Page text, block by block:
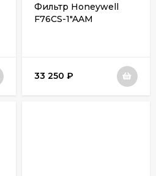
Фильтр Honeywell
F76CS-1"AAМ
33 250 ₽